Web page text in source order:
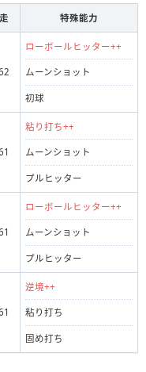
走 特殊能力
ローボールヒッター++
ムーンショット
初球
粘り打ち++
ムーンショット
プルヒッター
ローボールヒッター++
ムーンショット
プルヒッター
逆境++
粘り打ち
固め打ち